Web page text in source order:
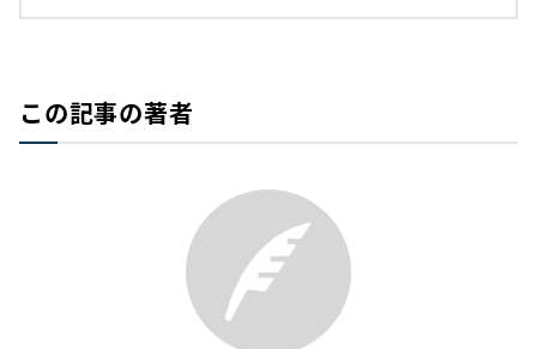
この記事の著者